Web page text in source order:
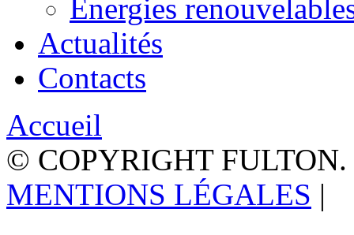
Énergies
Actualités
Contacts
Accueil
© COPYRIGHT
MENTIONS LÉGALES |